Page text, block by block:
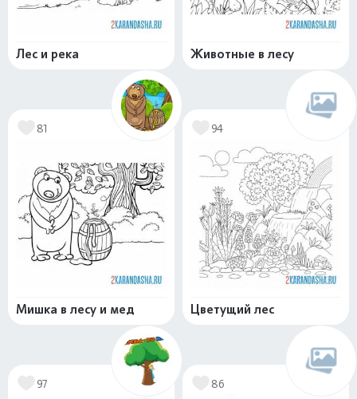
Лес и река Животные в лесу
81
Мишка в лесу и мед
94
Цветущий лес
97 86